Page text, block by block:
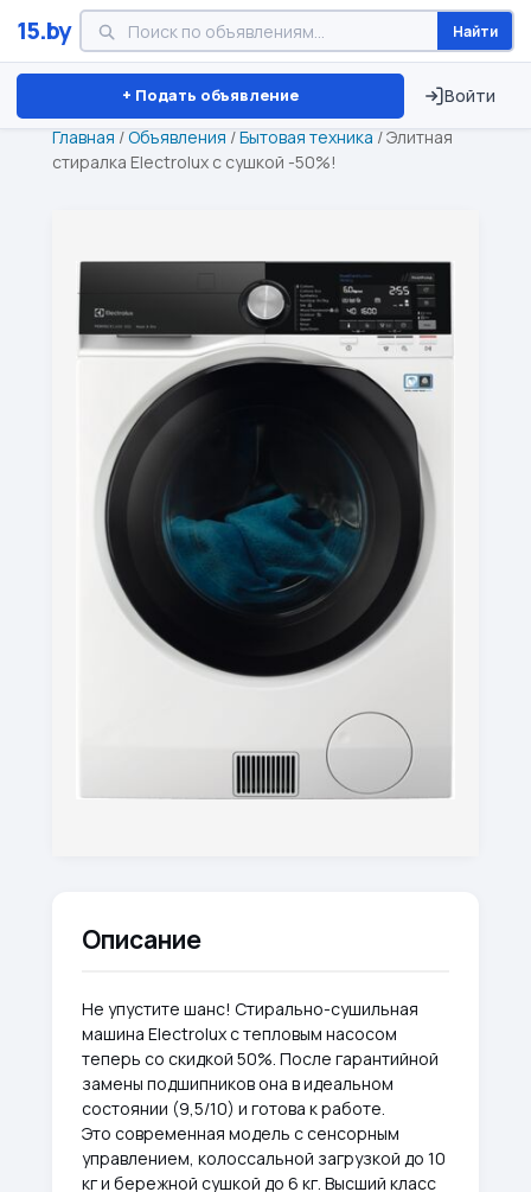
15.by Найти
+ Подать объявление Войти
Минск Витебск Брест ⏱ ТОЛЬКО 15 ДНЕЙ
Главная /Объявления /Бытовая техника /Элитная
стиралка Electrolux с сушкой -50%!
Описание
Не упустите шанс! Стирально-сушильная
машина Electrolux с тепловым насосом
теперь со скидкой 50%. После гарантийной
замены подшипников она в идеальном
состоянии (9,5/10) и готова к работе.
Это современная модель с сенсорным
управлением, колоссальной загрузкой до 10
кг и бережной сушкой до 6 кг. Высший класс